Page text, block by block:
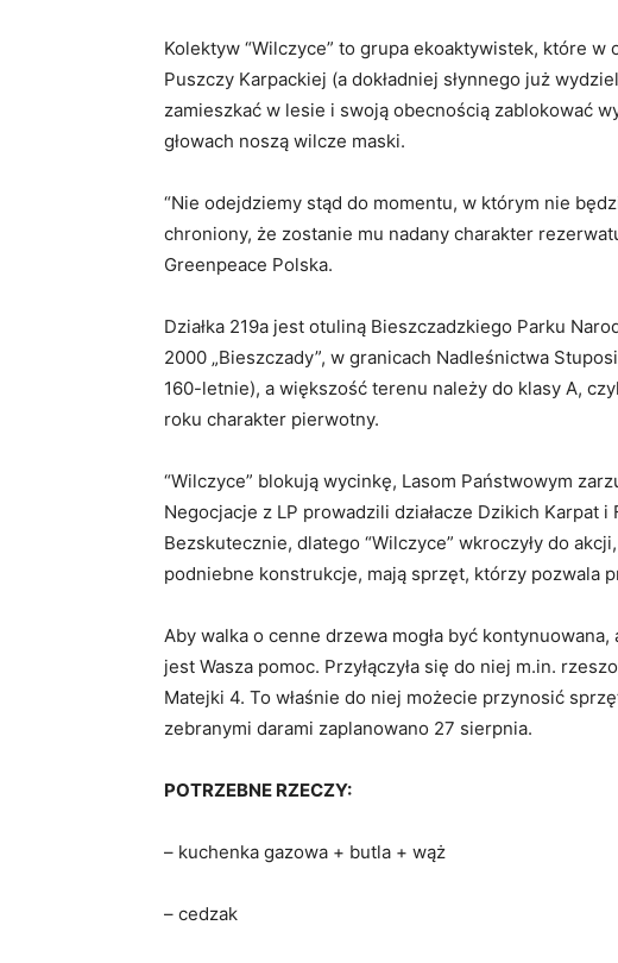
Kolektyw “Wilczyce” to grupa ekoaktywistek, które
Puszczy Karpackiej (a dokładniej słynnego już
zamieszkać w lesie i swoją obecnością zablokować
głowach noszą wilcze maski.
“Nie odejdziemy stąd do momentu, w którym nie
chroniony, że zostanie mu nadany charakter
Greenpeace Polska.
Działka 219a jest otuliną Bieszczadzkiego Parku
2000 „Bieszczady”, w granicach Nadleśnictwa
160-letnie), a większość terenu należy do klasy A,
roku charakter pierwotny.
“Wilczyce” blokują wycinkę, Lasom Państwowym
Negocjacje z LP prowadzili działacze Dzikich Karpat
Bezskutecznie, dlatego “Wilczyce” wkroczyły do
podniebne konstrukcje, mają sprzęt, którzy pozwala
Aby walka o cenne drzewa mogła być
jest Wasza pomoc. Przyłączyła się do niej m.in.
Matejki 4. To właśnie do niej możecie przynosić
zebranymi darami zaplanowano 27 sierpnia.
POTRZEBNE RZECZY:
– kuchenka gazowa + butla + wąż
– cedzak